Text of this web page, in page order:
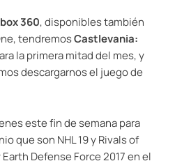
360, disponibles también
tendremosCastlevania:
la primera mitad del mes, y
descargarnos el juego de
este fin de semana para
que son NHL 19 y Rivals of
Defense Force 2017 en el